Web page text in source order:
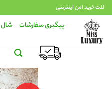
Skip
to
content
لذت خرید امن اینترنتی
پیگیری سفارشات شال